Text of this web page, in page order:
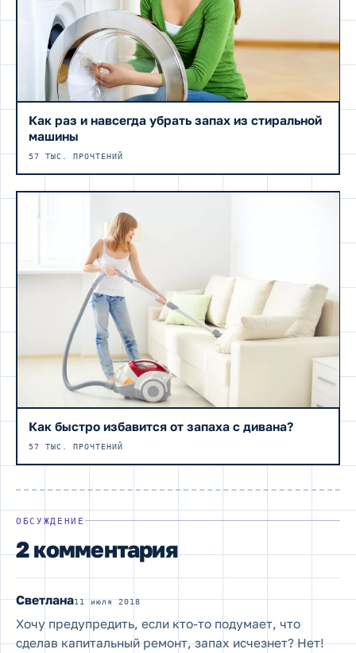
Как раз и навсегда убрать запах из стиральной
машины
57 ТЫС. ПРОЧТЕНИЙ
Как быстро избавится от запаха с дивана?
57 ТЫС. ПРОЧТЕНИЙ
ОБСУЖДЕНИЕ
2 комментария
Светлана11 июля 2018
Хочу предупредить, если кто-то подумает, что
сделав капитальный ремонт, запах исчезнет? Нет!